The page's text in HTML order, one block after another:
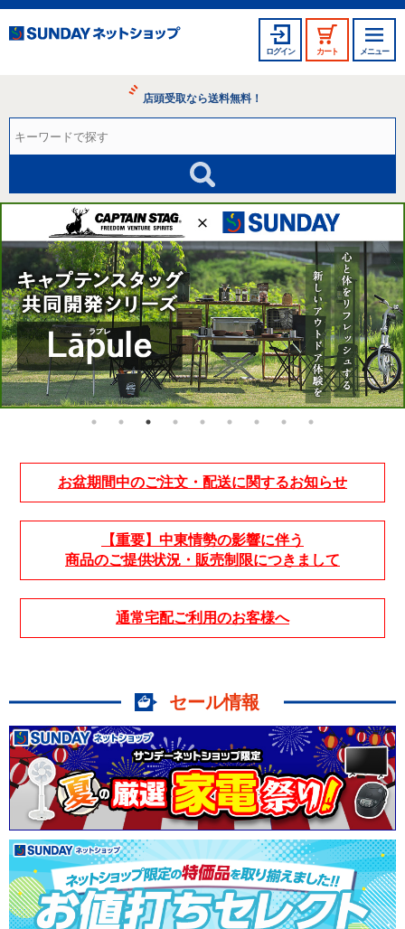
ログイン カート メニュー
店頭受取なら送料無料！
お盆期間中のご注文・配送に関するお知らせ
【重要】中東情勢の影響に伴う
商品のご提供状況・販売制限につきまして
通常宅配ご利用のお客様へ
セール情報